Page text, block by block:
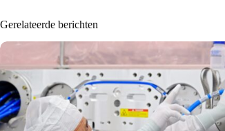
Gerelateerde berichten